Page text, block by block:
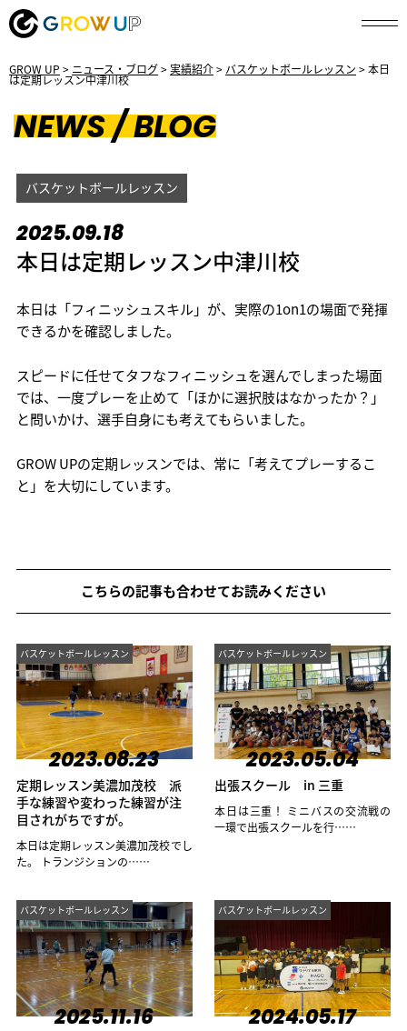
GROW UP > ニュース・ブログ>実績紹介> バスケットボールレッスン >本日
は定期レッスン中津川校
NEWS / BLOG
バスケットボールレッスン
2025.09.18
本日は定期レッスン中津川校
本日は「フィニッシュスキル」が、実際の1on1の場面で発揮
できるかを確認しました。
スピードに任せてタフなフィニッシュを選んでしまった場面
では、一度プレーを止めて「ほかに選択肢はなかったか？」
と問いかけ、選手自身にも考えてもらいました。
GROW UPの定期レッスンでは、常に「考えてプレーするこ
と」を大切にしています。
こちらの記事も合わせてお読みください
バスケットボールレッスン
2023.08.23
定期レッスン美濃加茂校 派
手な練習や変わった練習が注
目されがちですが。
本日は定期レッスン美濃加茂校でし
た。 トランジションの……
バスケットボールレッスン
2023.05.04
出張スクール in 三重
本日は三重！ ミニバスの交流戦の
一環で出張スクールを行……
バスケットボールレッスン
2025.11.16
バスケットボールレッスン
2024.05.17